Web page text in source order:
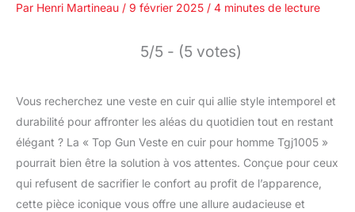
Par Henri Martineau / 9 février 2025 / 4 minutes de lecture
5/5 - (5 votes)
Vous recherchez une veste en cuir qui allie style intemporel et
durabilité pour affronter les aléas du quotidien tout en restant
élégant ? La « Top Gun Veste en cuir pour homme Tgj1005 »
pourrait bien être la solution à vos attentes. Conçue pour ceux
qui refusent de sacrifier le confort au profit de l’apparence,
cette pièce iconique vous offre une allure audacieuse et